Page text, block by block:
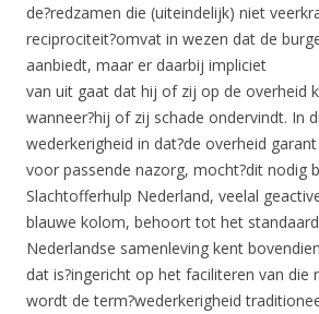
de?redzamen die (uiteindelijk) niet
reciprociteit?omvat in wezen dat de
aanbiedt, maar er daarbij impliciet
van uit gaat dat hij of zij op de overheid
wanneer?hij of zij schade ondervindt. In
wederkerigheid in dat?de overheid
voor passende nazorg, mocht?dit nodig
Slachtofferhulp Nederland, veelal
blauwe kolom, behoort tot het
Nederlandse samenleving kent
dat is?ingericht op het faciliteren van die
wordt de term?wederkerigheid